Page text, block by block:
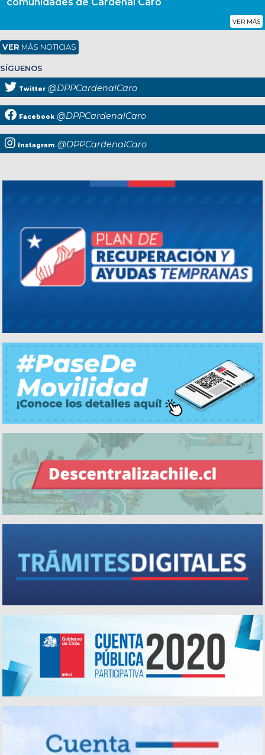
VER MÁS
VER MÁS NOTICIAS
SÍGUENOS
Twitter @DPPCardenalCaro
Facebook @DPPCardenalCaro
Instagram @DPPCardenalCaro